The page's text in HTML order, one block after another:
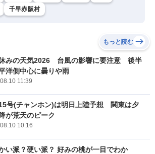
千早赤阪村
もっと読む
みの天気2026 台風の影響に要注意 後半
洋側中心に曇りや雨
11:39
号(チャンホン)は明日上陸予想 関東は夕
が荒天のピーク
10:16
い派？硬い派？ 好みの桃が一目でわか